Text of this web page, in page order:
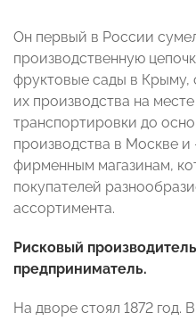
Он первый в России
производственную
фруктовые сады в Крыму,
их производства на
транспортировки до
производства в Москве и
фирменным магазинам,
покупателей
ассортимента.
Рисковый
предприниматель.
На дворе стоял 1872